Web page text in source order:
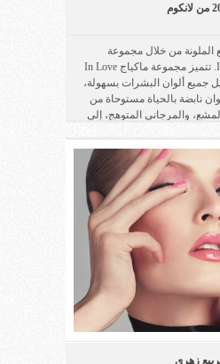
الملونة من خلال مجموعة
الماكياج الجديدة In Love. تتميز مجموعة ماكياج In Love
جميع ألوان البشرات بسهولة،
نابضة بالحياة مستوحاة من
والمرجاني المتوهج، إلى